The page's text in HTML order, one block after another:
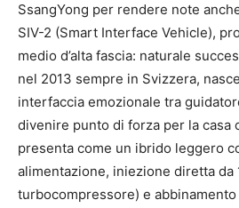
SsangYong per rendere note
SIV-2 (Smart Interface Vehicle),
medio d’alta fascia: naturale
nel 2013 sempre in Svizzera,
interfaccia emozionale tra
divenire punto di forza per la casa
presenta come un ibrido leggero
alimentazione, iniezione diretta da
turbocompressore) e